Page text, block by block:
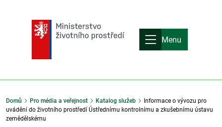
Menu
Domů Pro média a veřejnost Katalog služeb
Informace o vývozu pro
uvádění do životního prostředí Ústřednímu kontrolnímu a zkušebnímu ústavu
zemědělskému